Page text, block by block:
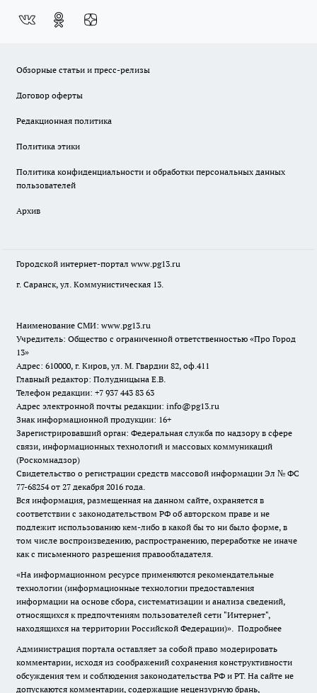
Обзорные статьи и пресс-релизы
Договор оферты
Редакционная политика
Политика этики
Политика конфиденциальности и обработки персональных данных
пользователей
Архив
Городской интернет-портал www.pg13.ru
г. Саранск, ул. Коммунистическая 13.
Наименование СМИ: www.pg13.ru
Учредитель: Общество с ограниченной ответственностью «Про Город
13»
Адрес: 610000, г. Киров, ул. М. Гвардии 82, оф.411
Главный редактор: Полудницына Е.В.
Телефон редакции: +7 937 443 83 63
Адрес электронной почты редакции: info@pg13.ru
Знак информационной продукции: 16+
Зарегистрировавший орган: Федеральная служба по надзору в сфере
связи, информационных технологий и массовых коммуникаций
(Роскомнадзор)
Свидетельство о регистрации средств массовой информации Эл № ФС
77-68254 от 27 декабря 2016 года.
Вся информация, размещенная на данном сайте, охраняется в
соответствии с законодательством РФ об авторском праве и не
подлежит использованию кем-либо в какой бы то ни было форме, в
том числе воспроизведению, распространению, переработке не иначе
как с письменного разрешения правообладателя.
«На информационном ресурсе применяются рекомендательные
технологии (информационные технологии предоставления
информации на основе сбора, систематизации и анализа сведений,
относящихся к предпочтениям пользователей сети "Интернет",
находящихся на территории Российской Федерации)». Подробнее
Администрация портала оставляет за собой право модерировать
комментарии, исходя из соображений сохранения конструктивности
обсуждения тем и соблюдения законодательства РФ и РТ. На сайте не
допускаются комментарии, содержащие нецензурную брань,